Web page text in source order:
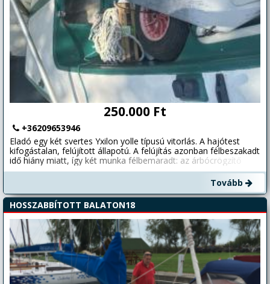
06303050330
250.000 Ft
+36209653946
Eladó egy két svertes Yxilon yolle típusú vitorlás. A hajótest
kifogástalan, felújított állapotú. A felújítás azonban félbeszakadt
idő hiány miatt, így két munka félbemaradt: az árbócrögzítő
javítása valamint az egyik svert hiányzik. A felújítás kb. 3 éve
megszakadt, azóta a hajó letakarva, szárazon áll kocsin. A
sójakocsit is adjuk hozzá ami szintén fel lett újítva. 3 vitorlát
tudunk hozzá biztosítani. Biztosítjuk az eredeti hajó levelet,
tervrajzokat. Stabil, megbízható klasszikus hajó, ideális
túrázáshoz vagy gyakorláshoz. Egy svert hiányzik, az ár ennek
megfelelő.
Tovább
HOSSZABBÍTOTT BALATON18